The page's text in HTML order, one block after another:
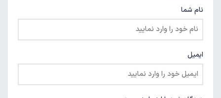
نام شما
ایمیل